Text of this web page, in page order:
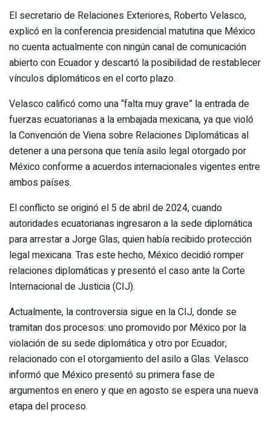
El secretario de Relaciones Exteriores, Roberto Velasco,
explicó en la conferencia presidencial matutina que México
no cuenta actualmente con ningún canal de comunicación
abierto con Ecuador y descartó la posibilidad de restablecer
vínculos diplomáticos en el corto plazo.
Velasco calificó como una “falta muy grave” la entrada de
fuerzas ecuatorianas a la embajada mexicana, ya que violó
la Convención de Viena sobre Relaciones Diplomáticas al
detener a una persona que tenía asilo legal otorgado por
México conforme a acuerdos internacionales vigentes entre
ambos países.
El conflicto se originó el 5 de abril de 2024, cuando
autoridades ecuatorianas ingresaron a la sede diplomática
para arrestar a Jorge Glas, quien había recibido protección
legal mexicana. Tras este hecho, México decidió romper
relaciones diplomáticas y presentó el caso ante la Corte
Internacional de Justicia (CIJ).
Actualmente, la controversia sigue en la CIJ, donde se
tramitan dos procesos: uno promovido por México por la
violación de su sede diplomática y otro por Ecuador,
relacionado con el otorgamiento del asilo a Glas. Velasco
informó que México presentó su primera fase de
argumentos en enero y que en agosto se espera una nueva
etapa del proceso.